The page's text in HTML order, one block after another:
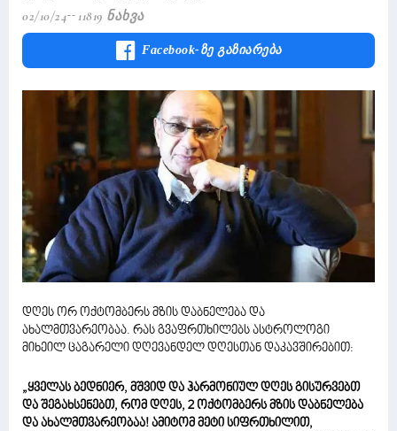
02/10/24 11819 Ნახვა
Facebook-Ზე Გაზიარება
დღეს ორ ოქტომბერს მზის დაბნელება და
ახალმთვარეობაა. რას გვაფრთხილებს ასტროლოგი
მიხეილ ცაგარელი დღევანდელ დღესთან დაკავშირებით:
„ყველას ბედნიერ, მშვიდ და ჰარმონიულ დღეს გისურვებთ
და შეგახსენებთ, რომ დღეს, 2 ოქტომბერს მზის დაბნელება
და ახალმთვარეობაა! ამიტომ მეტი სიფრთხილით,